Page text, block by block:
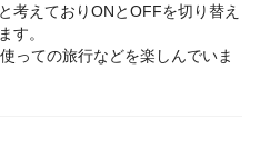
考えておりONとOFFを切り替え
す。
っての旅行などを楽しんでいま